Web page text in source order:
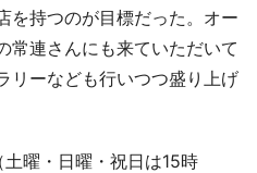
持つのが目標だった。オー
常連さんにも来ていただいて
リーなども行いつつ盛り上げ
曜・日曜・祝日は15時